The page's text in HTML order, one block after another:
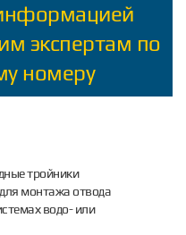
экспертам по
номеру
тройники
монтажа отвода
водо- или